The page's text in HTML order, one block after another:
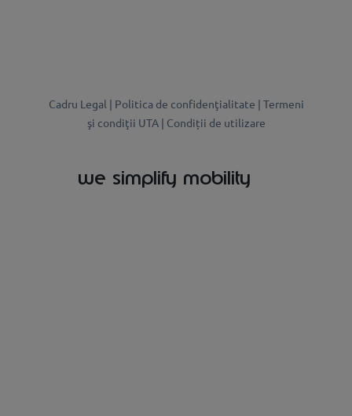
Cadru Legal | Politica de confidenţialitate | Termeni
şi condiţii UTA | Condiții de utilizare
we simplify mobility